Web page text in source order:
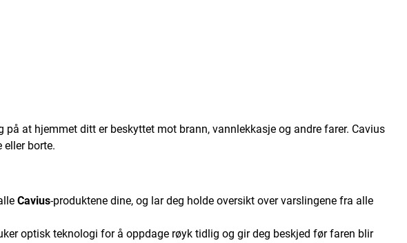
at hjemmet ditt er beskyttet mot brann, vannlekkasje og andre farer. Cavius
eller borte.
Cavius-produktene dine, og lar deg holde oversikt over varslingene fra alle
optisk teknologi for å oppdage røyk tidlig og gir deg beskjed før faren blir